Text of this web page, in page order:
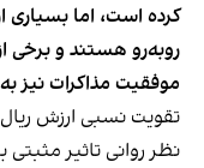
کرده است، اما بسیاری
روبه‌رو هستند و
موفقیت مذاکرات نیز
تقویت نسبی ارزش
نظر روانی تاثیر مثبتی